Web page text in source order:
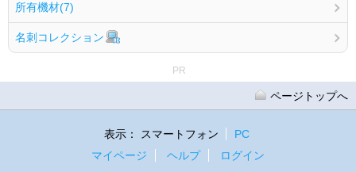
所有機材(7)
名刺コレクション
PR
ページトップへ
表示： スマートフォン
PC
マイページ
ヘルプ ログイン